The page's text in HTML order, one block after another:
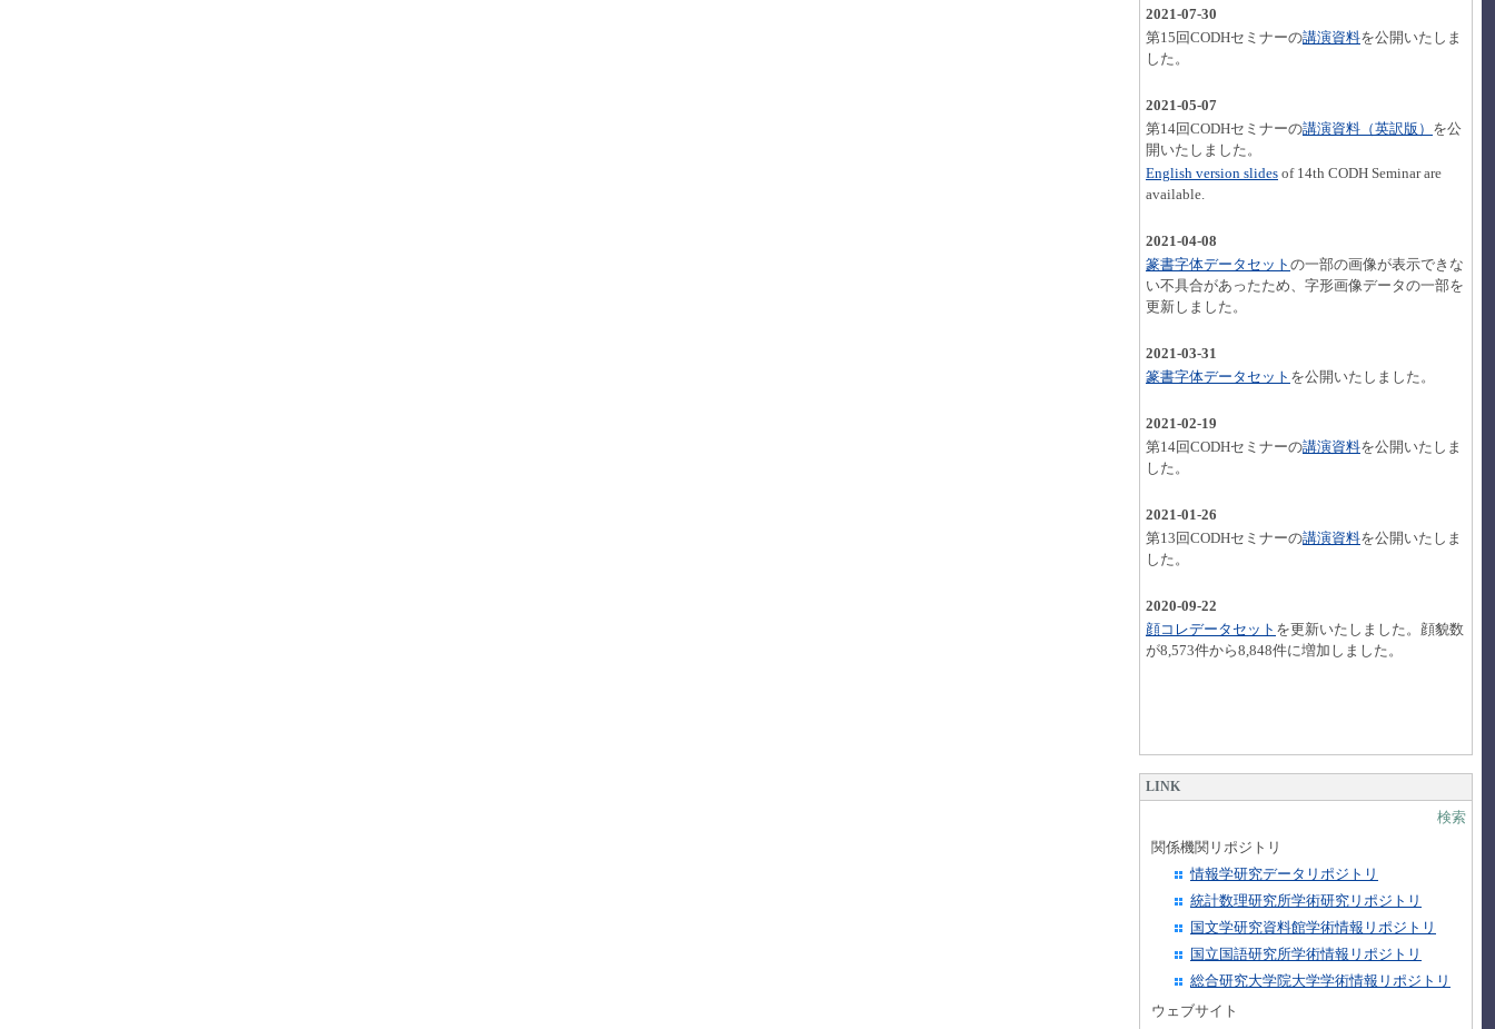
2021-07-30
第15回CODHセミナーの講演資料を公開いたしま
した。
2021-05-07
第14回CODHセミナーの講演資料（英訳版） を公
開いたしました。
English version slides of 14th CODH Seminar are
available.
2021-04-08
篆書字体データセット の一部の画像が表示できな
い不具合があったため、字形画像データの一部を
更新しました。
2021-03-31
篆書字体データセット を公開いたしました。
2021-02-19
第14回CODHセミナーの講演資料を公開いたしま
した。
2021-01-26
第13回CODHセミナーの講演資料を公開いたしま
した。
2020-09-22
顔コレデータセット を更新いたしました。顔貌数
が8,573件から8,848件に増加しました。
LINK
検索
関係機関リポジトリ
情報学研究データリポジトリ
統計数理研究所学術研究リポジトリ
国文学研究資料館学術情報リポジトリ
国立国語研究所学術情報リポジトリ
総合研究大学院大学学術情報リポジトリ
ウェブサイト